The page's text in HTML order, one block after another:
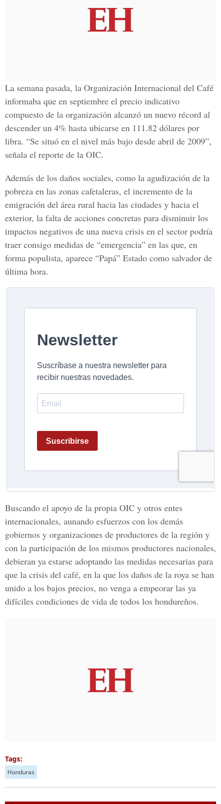
La semana pasada, la Organización Internacional del Café
informaba que en septiembre el precio indicativo
compuesto de la organización alcanzó un nuevo récord al
descender un 4% hasta ubicarse en 111.82 dólares por
libra. “Se situó en el nivel más bajo desde abril de 2009”,
señala el reporte de la OIC.
Además de los daños sociales, como la agudización de la
pobreza en las zonas cafetaleras, el incremento de la
emigración del área rural hacia las ciudades y hacia el
exterior, la falta de acciones concretas para disminuir los
impactos negativos de una nueva crisis en el sector podría
traer consigo medidas de “emergencia” en las que, en
forma populista, aparece “Papá” Estado como salvador de
última hora.
Buscando el apoyo de la propia OIC y otros entes
internacionales, aunando esfuerzos con los demás
gobiernos y organizaciones de productores de la región y
con la participación de los mismos productores nacionales,
debieran ya estarse adoptando las medidas necesarias para
que la crisis del café, en la que los daños de la roya se han
unido a los bajos precios, no venga a empeorar las ya
difíciles condiciones de vida de todos los hondureños.
Tags:
Honduras